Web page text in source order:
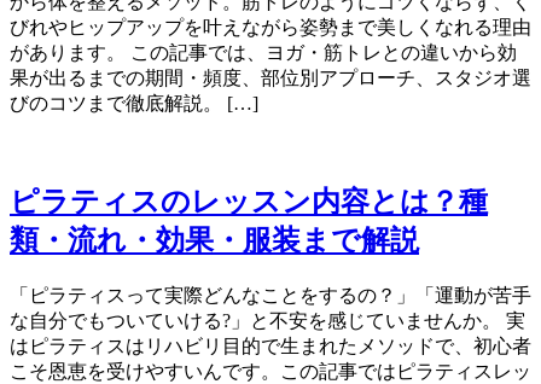
びれやヒップアップを叶えながら姿勢まで美しくなれる理由
があります。 この記事では、ヨガ・筋トレとの違いから効
果が出るまでの期間・頻度、部位別アプローチ、スタジオ選
びのコツまで徹底解説。 […]
ピラティスのレッスン内容とは？種
類・流れ・効果・服装まで解説
「ピラティスって実際どんなことをするの？」「運動が苦手
な自分でもついていける?」と不安を感じていませんか。 実
はピラティスはリハビリ目的で生まれたメソッドで、初心者
こそ恩恵を受けやすいんです。この記事ではピラティスレッ